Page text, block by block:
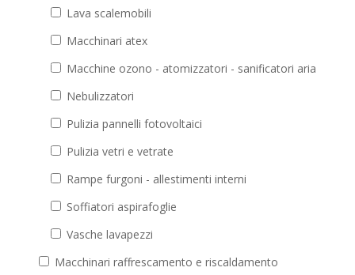
Lava scalemobili
Macchinari atex
Macchine ozono - atomizzatori - sanificatori aria
Nebulizzatori
Pulizia pannelli fotovoltaici
Pulizia vetri e vetrate
Rampe furgoni - allestimenti interni
Soffiatori aspirafoglie
Vasche lavapezzi
Macchinari raffrescamento e riscaldamento